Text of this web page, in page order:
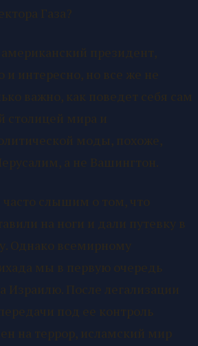
президент,
и интересно, но все же не
важно, как поведет себя сам
столицей мира и
моды, похоже,
а не Вашингтон.
слышим о том, что
на ноги и дали путевку в
Однако всемирному
Израилю. После легализации
под ее контроль
на террор, исламский мир